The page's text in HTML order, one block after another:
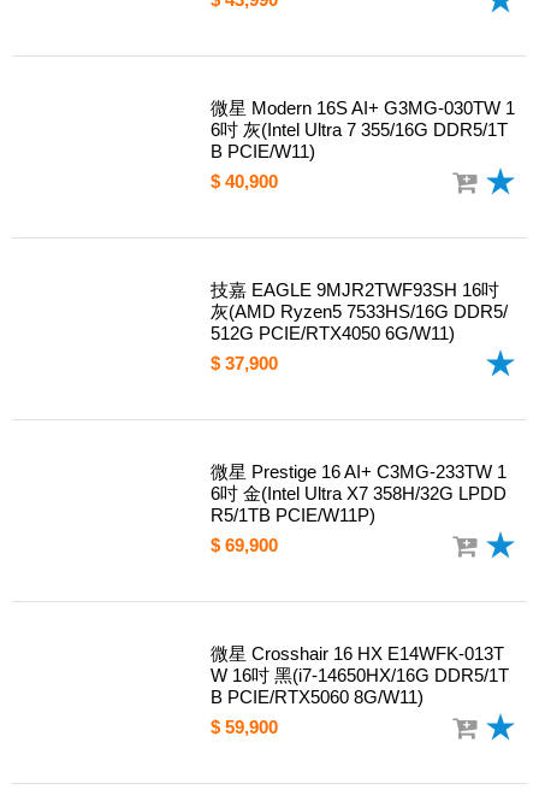
微星 Modern 16S AI+ G3MG-030TW 1
6吋 灰(Intel Ultra 7 355/16G DDR5/1T
B PCIE/W11)
$ 40,900
技嘉 EAGLE 9MJR2TWF93SH 16吋
灰(AMD Ryzen5 7533HS/16G DDR5/
512G PCIE/RTX4050 6G/W11)
$ 37,900
微星 Prestige 16 AI+ C3MG-233TW 1
6吋 金(Intel Ultra X7 358H/32G LPDD
R5/1TB PCIE/W11P)
$ 69,900
微星 Crosshair 16 HX E14WFK-013T
W 16吋 黑(i7-14650HX/16G DDR5/1T
B PCIE/RTX5060 8G/W11)
$ 59,900